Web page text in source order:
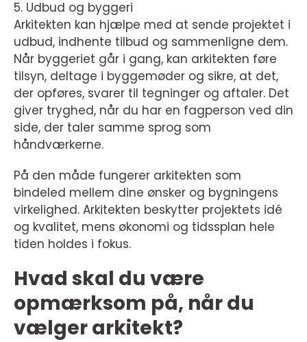
5. Udbud og byggeri
Arkitekten kan hjælpe med at sende projektet i
udbud, indhente tilbud og sammenligne dem.
Når byggeriet går i gang, kan arkitekten føre
tilsyn, deltage i byggemøder og sikre, at det,
der opføres, svarer til tegninger og aftaler. Det
giver tryghed, når du har en fagperson ved din
side, der taler samme sprog som
håndværkerne.
På den måde fungerer arkitekten som
bindeled mellem dine ønsker og bygningens
virkelighed. Arkitekten beskytter projektets idé
og kvalitet, mens økonomi og tidssplan hele
tiden holdes i fokus.
Hvad skal du være
opmærksom på, når du
vælger arkitekt?